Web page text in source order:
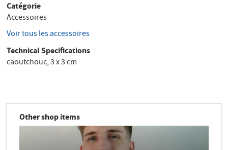
Catégorie
Accessoires
Voir tous les accessoires
Technical Specifications
caoutchouc, 3 x 3 cm
Other shop items